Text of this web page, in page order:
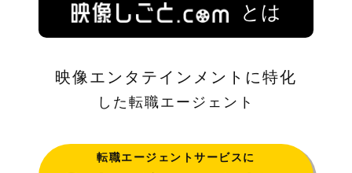
とは
映像エンタテインメントに特化
した転職エージェント
転職エージェントサービスに